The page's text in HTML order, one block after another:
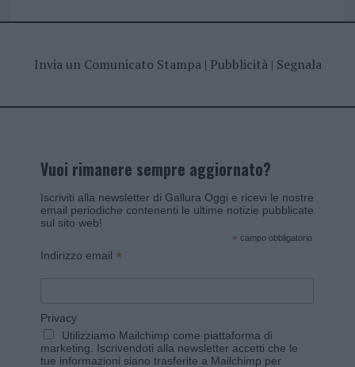
Invia un Comunicato Stampa| Pubblicità| Segnala
Vuoi rimanere sempre aggiornato?
Iscriviti alla newsletter di Gallura Oggi e ricevi le nostre
email periodiche contenenti le ultime notizie pubblicate
sul sito web!
* campo obbligatorio
Indirizzo email *
Privacy
Utilizziamo Mailchimp come piattaforma di
marketing. Iscrivendoti alla newsletter accetti che le
tue informazioni siano trasferite a Mailchimp per